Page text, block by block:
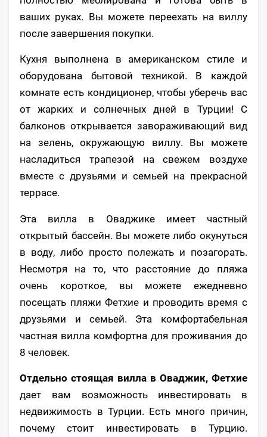
ваших руках. Вы можете переехать на виллу
после завершения покупки.
Кухня выполнена в американском стиле и
оборудована бытовой техникой. В каждой
комнате есть кондиционер, чтобы уберечь вас
от жарких и солнечных дней в Турции! С
балконов открывается завораживающий вид
на зелень, окружающую виллу. Вы можете
насладиться трапезой на свежем воздухе
вместе с друзьями и семьей на прекрасной
террасе.
Эта вилла в Оваджике имеет частный
открытый бассейн. Вы можете либо окунуться
в воду, либо просто полежать и позагорать.
Несмотря на то, что расстояние до пляжа
очень короткое, вы можете ежедневно
посещать пляжи Фетхие и проводить время с
друзьями и семьей. Эта комфортабельная
частная вилла комфортна для проживания до
8 человек.
Отдельно стоящая вилла в Оваджик, Фетхие
дает вам возможность инвестировать в
недвижимость в Турции. Есть много причин,
почему стоит инвестировать в Турцию.